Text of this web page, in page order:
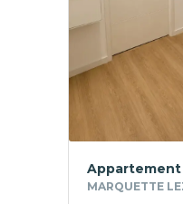
Appartement
MARQUETTE